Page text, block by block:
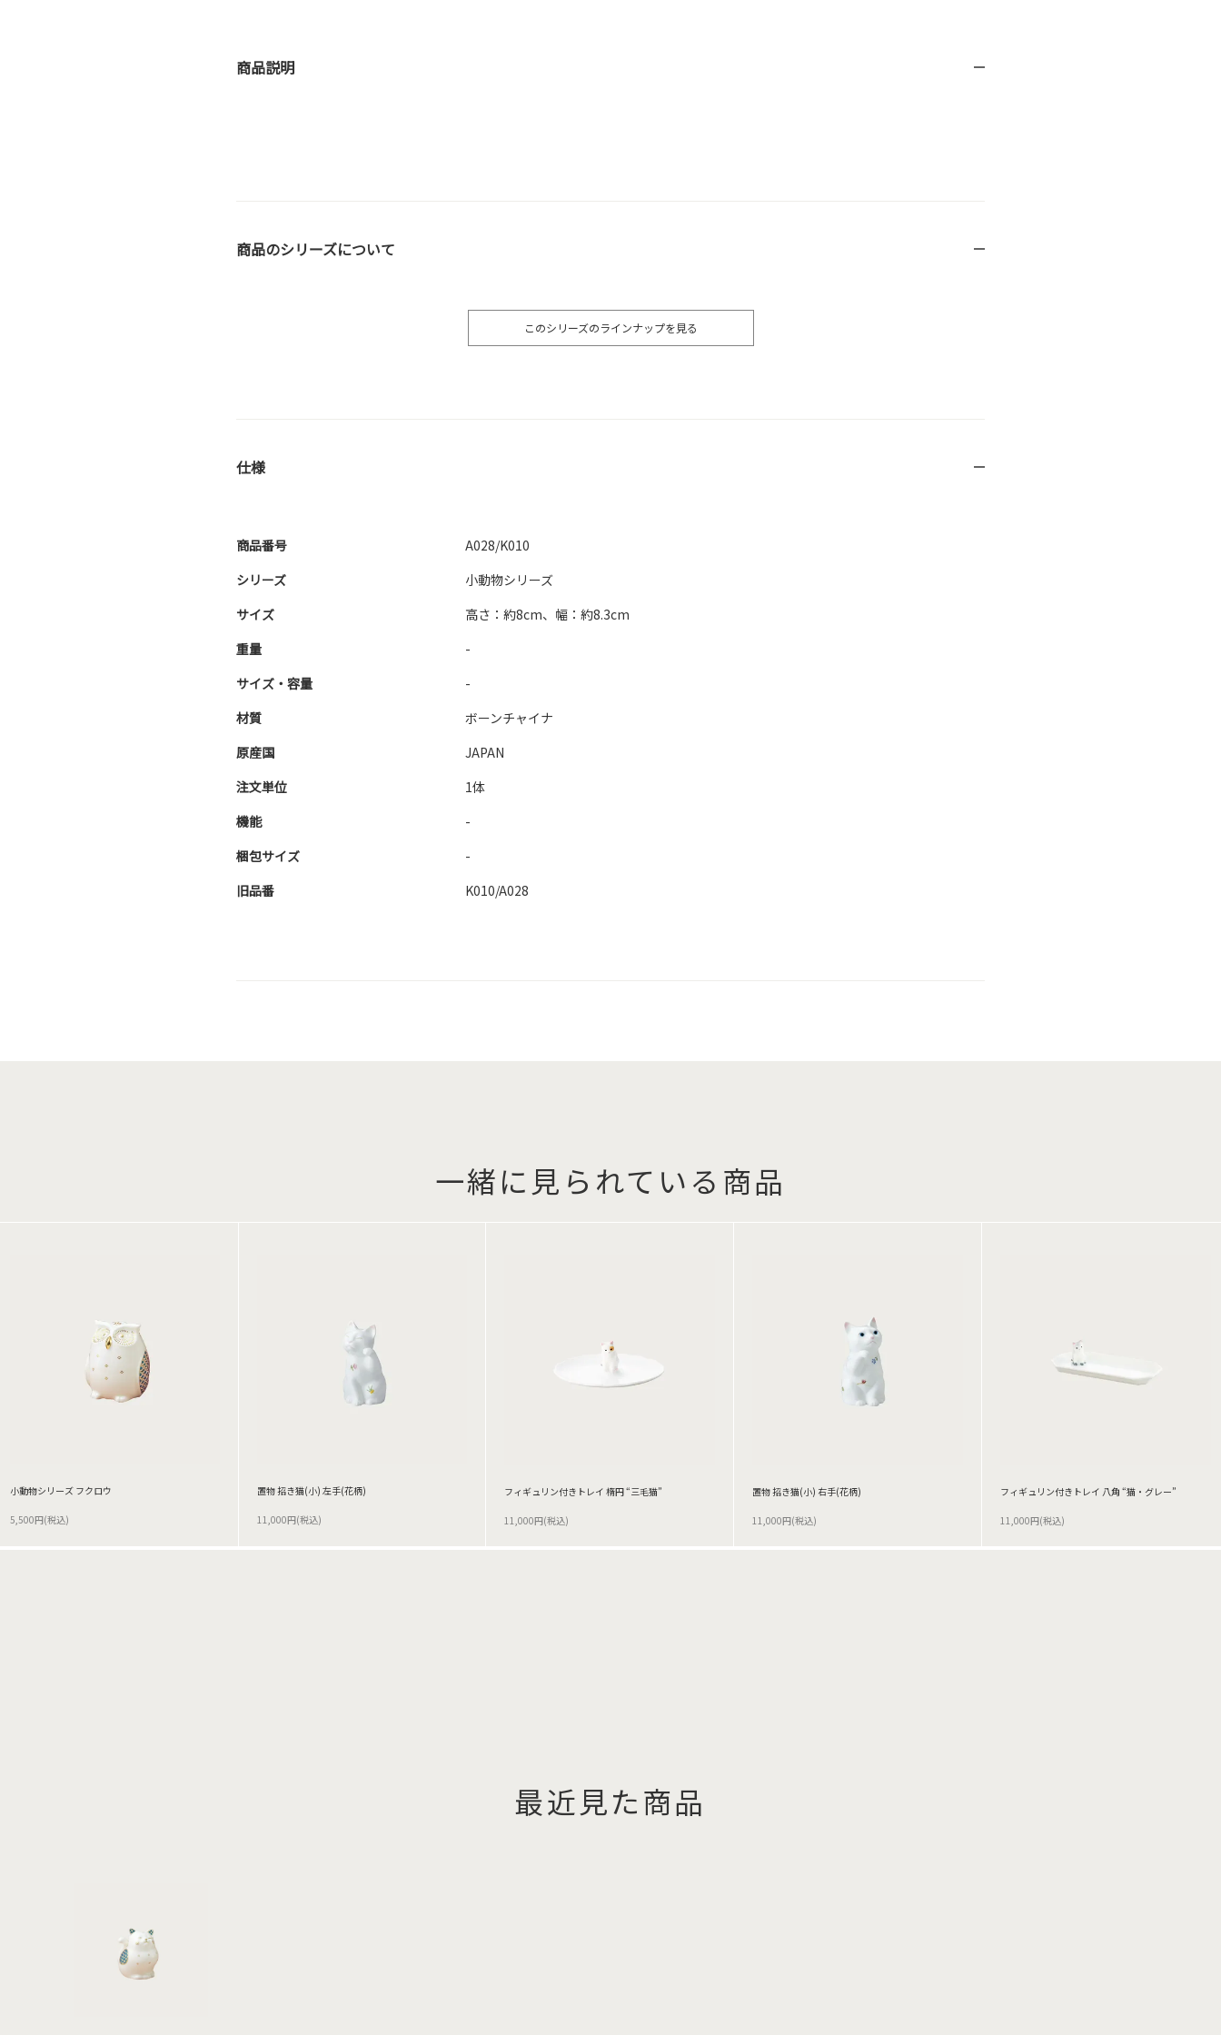
商品説明
商品のシリーズについて
このシリーズのラインナップを見る
仕様
商品番号
A028/K010
シリーズ
小動物シリーズ
サイズ
高さ：約8cm、幅：約8.3cm
重量
-
サイズ・容量
-
材質
ボーンチャイナ
原産国
JAPAN
注文単位
1体
機能
-
梱包サイズ
-
旧品番
K010/A028
一緒に見られている商品
小動物シリーズ フクロウ
5,500円(税込)
置物 招き猫(小) 左手(花柄)
11,000円(税込)
フィギュリン付きトレイ 楕円 “三毛猫”
11,000円(税込)
置物 招き猫(小) 右手(花柄)
11,000円(税込)
フィギュリン付きトレイ 八角 “猫・グレー”
11,000円(税込)
最近見た商品